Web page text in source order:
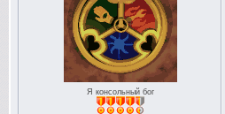
Я консольный бог